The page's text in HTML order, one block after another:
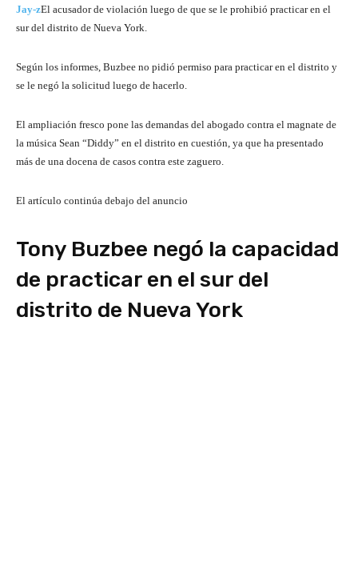
Jay-zEl acusador de violación luego de que se le prohibió practicar en el
sur del distrito de Nueva York.
Según los informes, Buzbee no pidió permiso para practicar en el distrito y
se le negó la solicitud luego de hacerlo.
El ampliación fresco pone las demandas del abogado contra el magnate de
la música Sean “Diddy” en el distrito en cuestión, ya que ha presentado
más de una docena de casos contra este zaguero.
El artículo continúa debajo del anuncio
Tony Buzbee negó la capacidad
de practicar en el sur del
distrito de Nueva York